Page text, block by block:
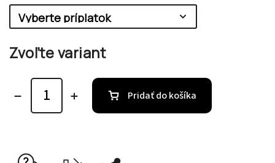
Zvoľte variant
Pridať do košíka